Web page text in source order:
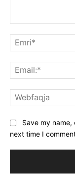
Save my
next time I